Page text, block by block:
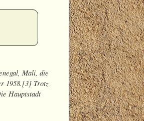
Mali, die
1958.[3] Trotz
Hauptstadt